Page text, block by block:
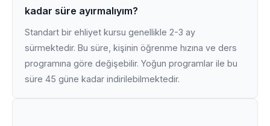
kadar süre ayırmalıyım?
Standart bir ehliyet kursu genellikle 2-3 ay
sürmektedir. Bu süre, kişinin öğrenme hızına ve ders
programına göre değişebilir. Yoğun programlar ile bu
süre 45 güne kadar indirilebilmektedir.